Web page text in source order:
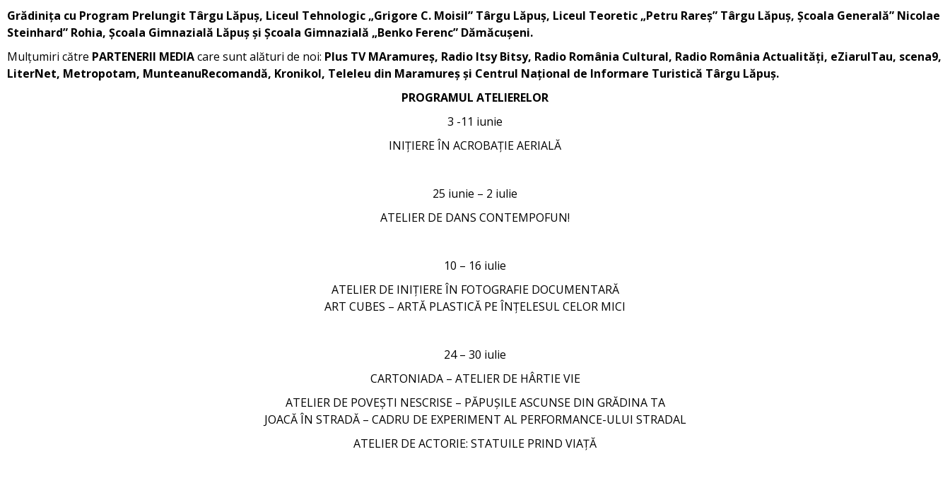
Grădinița cu Program Prelungit Târgu Lăpuș, Liceul Tehnologic „Grigore C. Moisil” Târgu Lăpuș, Liceul Teoretic „Petru Rareș” Târgu Lăpuș, Școala Generală” Nicolae
Steinhard” Rohia, Școala Gimnazială Lăpuș și Școala Gimnazială „Benko Ferenc” Dămăcușeni.
Mulțumiri către PARTENERII MEDIAcare sunt alături de noi: Plus TV MAramureș, Radio Itsy Bitsy, Radio România Cultural, Radio România Actualități, eZiarulTau, scena9,
LiterNet, Metropotam, MunteanuRecomandă, Kronikol, Teleleu din Maramureș și Centrul Național de Informare Turistică Târgu Lăpuș.
PROGRAMUL ATELIERELOR
3 -11 iunie
INIȚIERE ÎN ACROBAȚIE AERIALĂ
25 iunie – 2 iulie
ATELIER DE DANS CONTEMPOFUN!
10 – 16 iulie
ATELIER DE INIȚIERE ÎN FOTOGRAFIE DOCUMENTARĂ
ART CUBES – ARTĂ PLASTICĂ PE ÎNȚELESUL CELOR MICI
24 – 30 iulie
CARTONIADA – ATELIER DE HÂRTIE VIE
ATELIER DE POVEȘTI NESCRISE – PĂPUȘILE ASCUNSE DIN GRĂDINA TA
JOACĂ ÎN STRADĂ – CADRU DE EXPERIMENT AL PERFORMANCE-ULUI STRADAL
ATELIER DE ACTORIE: STATUILE PRIND VIAȚĂ